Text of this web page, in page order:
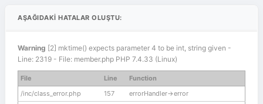
AŞAĞIDAKI HATALAR OLUŞTU:
Warning [2] mktime() expects parameter 4 to be int, string given -
Line: 2319 - File: member.php PHP 7.4.33 (Linux)
File Line
Function
/inc/class_error.php
157
errorHandler->error